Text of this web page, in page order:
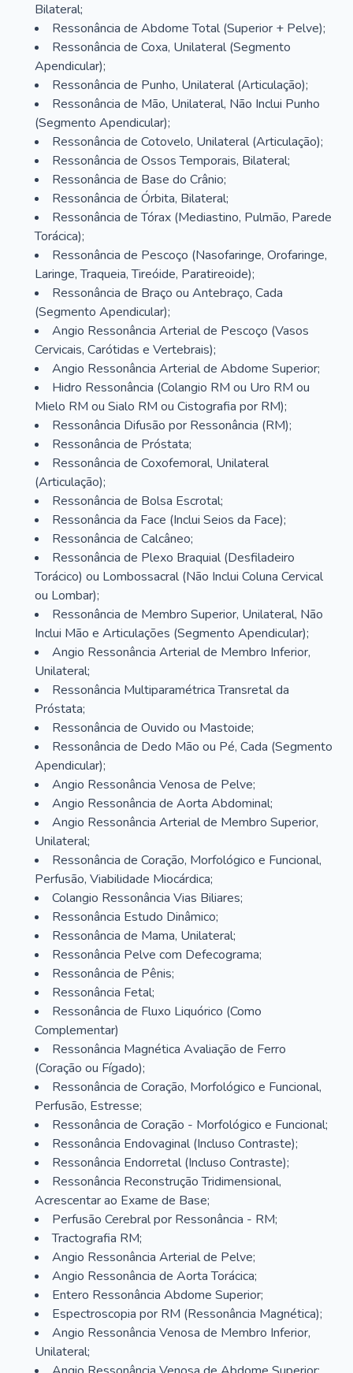
Bilateral;
Ressonância de Abdome Total (Superior + Pelve);
Ressonância de Coxa, Unilateral (Segmento
Apendicular);
Ressonância de Punho, Unilateral (Articulação);
Ressonância de Mão, Unilateral, Não Inclui Punho
(Segmento Apendicular);
Ressonância de Cotovelo, Unilateral (Articulação);
Ressonância de Ossos Temporais, Bilateral;
Ressonância de Base do Crânio;
Ressonância de Órbita, Bilateral;
Ressonância de Tórax (Mediastino, Pulmão, Parede
Torácica);
Ressonância de Pescoço (Nasofaringe, Orofaringe,
Laringe, Traqueia, Tireóide, Paratireoide);
Ressonância de Braço ou Antebraço, Cada
(Segmento Apendicular);
Angio Ressonância Arterial de Pescoço (Vasos
Cervicais, Carótidas e Vertebrais);
Angio Ressonância Arterial de Abdome Superior;
Hidro Ressonância (Colangio RM ou Uro RM ou
Mielo RM ou Sialo RM ou Cistografia por RM);
Ressonância Difusão por Ressonância (RM);
Ressonância de Próstata;
Ressonância de Coxofemoral, Unilateral
(Articulação);
Ressonância de Bolsa Escrotal;
Ressonância da Face (Inclui Seios da Face);
Ressonância de Calcâneo;
Ressonância de Plexo Braquial (Desfiladeiro
Torácico) ou Lombossacral (Não Inclui Coluna Cervical
ou Lombar);
Ressonância de Membro Superior, Unilateral, Não
Inclui Mão e Articulações (Segmento Apendicular);
Angio Ressonância Arterial de Membro Inferior,
Unilateral;
Ressonância Multiparamétrica Transretal da
Próstata;
Ressonância de Ouvido ou Mastoide;
Ressonância de Dedo Mão ou Pé, Cada (Segmento
Apendicular);
Angio Ressonância Venosa de Pelve;
Angio Ressonância de Aorta Abdominal;
Angio Ressonância Arterial de Membro Superior,
Unilateral;
Ressonância de Coração, Morfológico e Funcional,
Perfusão, Viabilidade Miocárdica;
Colangio Ressonância Vias Biliares;
Ressonância Estudo Dinâmico;
Ressonância de Mama, Unilateral;
Ressonância Pelve com Defecograma;
Ressonância de Pênis;
Ressonância Fetal;
Ressonância de Fluxo Liquórico (Como
Complementar)
Ressonância Magnética Avaliação de Ferro
(Coração ou Fígado);
Ressonância de Coração, Morfológico e Funcional,
Perfusão, Estresse;
Ressonância de Coração - Morfológico e Funcional;
Ressonância Endovaginal (Incluso Contraste);
Ressonância Endorretal (Incluso Contraste);
Ressonância Reconstrução Tridimensional,
Acrescentar ao Exame de Base;
Perfusão Cerebral por Ressonância - RM;
Tractografia RM;
Angio Ressonância Arterial de Pelve;
Angio Ressonância de Aorta Torácica;
Entero Ressonância Abdome Superior;
Espectroscopia por RM (Ressonância Magnética);
Angio Ressonância Venosa de Membro Inferior,
Unilateral;